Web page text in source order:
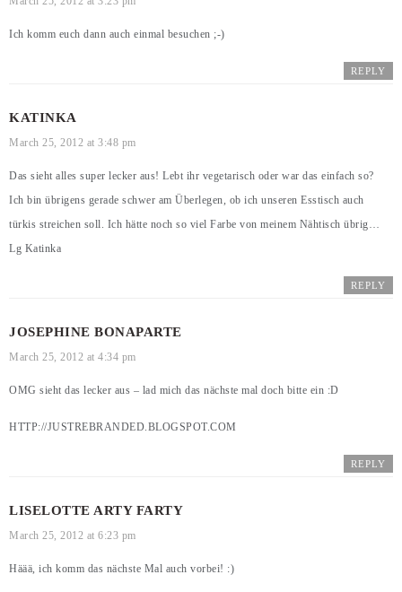
Ich komm euch dann auch einmal besuchen ;-)
REPLY
KATINKA
March 25, 2012 at 3:48 pm
Das sieht alles super lecker aus! Lebt ihr vegetarisch oder war das einfach so?
Ich bin übrigens gerade schwer am Überlegen, ob ich unseren Esstisch auch
türkis streichen soll. Ich hätte noch so viel Farbe von meinem Nähtisch übrig…
Lg Katinka
REPLY
JOSEPHINE BONAPARTE
March 25, 2012 at 4:34 pm
OMG sieht das lecker aus – lad mich das nächste mal doch bitte ein :D
HTTP://JUSTREBRANDED.BLOGSPOT.COM
REPLY
LISELOTTE ARTY FARTY
March 25, 2012 at 6:23 pm
Häää, ich komm das nächste Mal auch vorbei! :)